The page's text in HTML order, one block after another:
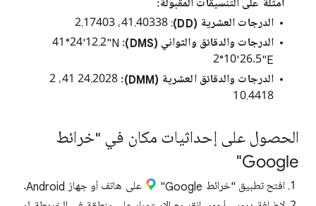
أمثلة على التنسيقات المقبولة:
الدرجات العشرية (DD)
: 41.40338،‏ 2.17403
الدرجات والدقائق والثواني (DMS):
41°24'12.2"N
2°10'26.5"E
الدرجات والدقائق العشرية (DMM):
41 24.2028،‏ 2‎
10.4418
الحصول على إحداثيات مكان في "خرائط
Google"
افتح تطبيق "خرائط Google"
على هاتف أو جهاز Android.